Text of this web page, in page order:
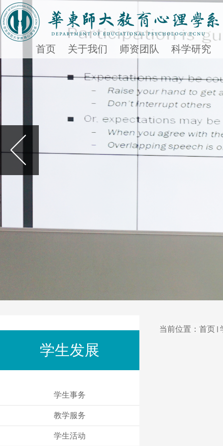
首页 关于我们 师资团队 科学研究
学生发展
学生事务
教学服务
学生活动
当前位置： 首页